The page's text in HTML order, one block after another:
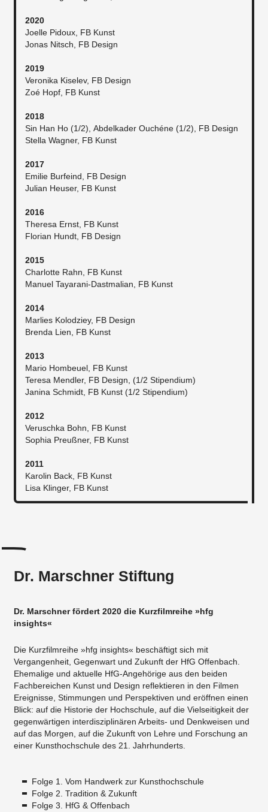
2020
Joelle Pidoux, FB Kunst
Jonas Nitsch, FB Design
2019
Veronika Kiselev, FB Design
Zoé Hopf, FB Kunst
2018
Sin Han Ho (1/2), Abdelkader Ouchéne (1/2), FB Design
Stella Wagner, FB Kunst​
2017
Emilie Burfeind, FB Design
Julian Heuser, FB Kunst
2016
Theresa Ernst, FB Kunst
Florian Hundt, FB Design
2015
Charlotte Rahn, FB Kunst
Manuel Tayarani-Dastmalian, FB Kunst
2014
Marlies Kolodziey, FB Design
Brenda Lien, FB Kunst
2013
Mario Hombeuel, FB Kunst
Teresa Mendler, FB Design, (1/2 Stipendium)
Janina Schmidt, FB Kunst (1/2 Stipendium)
2012
Veruschka Bohn, FB Kunst
Sophia Preußner, FB Kunst
2011
Karolin Back, FB Kunst
Lisa Klinger, FB Kunst
Dr. Marschner Stiftung
Dr. Marschner fördert 2020 die Kurzfilmreihe »hfg
insights«
Die Kurzfilmreihe »hfg insights« beschäftigt sich mit
Vergangenheit, Gegenwart und Zukunft der HfG Offenbach.
Ehemalige und aktuelle HfG-Angehörige aus den beiden
Fachbereichen Kunst und Design reflektieren in den Filmen
Ereignisse, Stimmungen und Perspektiven und eröffnen einen
Blick: auf die Historie der Hochschule, auf die Vielseitigkeit der
gegenwärtigen interdisziplinären Arbeits- und Denkweisen und
auf das Morgen, auf die Zukunft von Lehre und Forschung an
einer Kunsthochschule des 21. Jahrhunderts.
Folge 1. Vom Handwerk zur Kunsthochschule
Folge 2. Tradition & Zukunft
Folge 3. HfG & Offenbach